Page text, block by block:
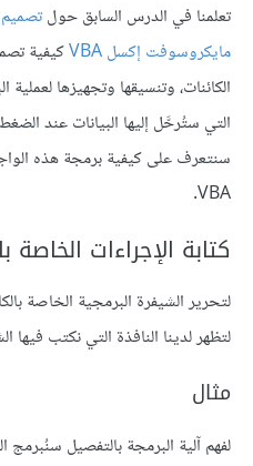
تعلمنا في الدرس السابق حول
مايكروسوفت إكسل VBA
كيفية
الكائنات، وتنسيقها وتجهيزها
التي ستُرحَّل إليها البيانات عند
سنتعرف على كيفية برمجة هذه
VBA.
كتابة الإجراءات الخاصة
لتحرير الشيفرة البرمجية الخاصة
لتظهر لدينا النافذة التي نكتب فيها
مثال
لفهم آلية البرمجة بالتفصيل سنُبرمج